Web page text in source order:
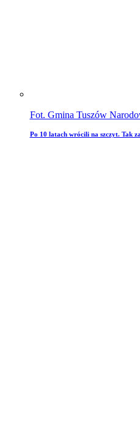
Fot. Gmina Tuszów
Po 10 latach wrócili na szczyt. Tak